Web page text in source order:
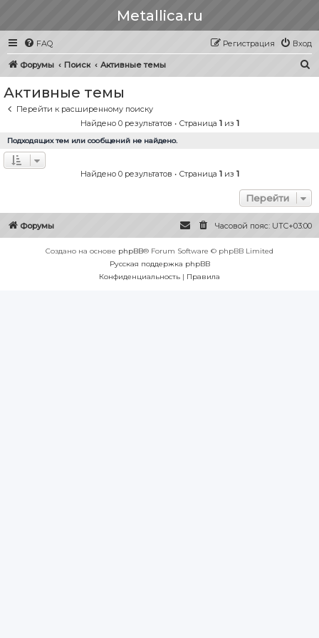
Metallica.ru
FAQ Вход
Регистрация
Форумы Поиск Активные темы
Активные темы
Перейти к расширенному поиску
Найдено 0 результатов • Страница 1из 1
Подходящих тем или сообщений не найдено.
Найдено 0 результатов • Страница 1из 1
Перейти
Форумы Часовой пояс: UTC+03:00
Создано на основе phpBB® Forum Software © phpBB Limited
Русская поддержка phpBB
Конфиденциальность | Правила